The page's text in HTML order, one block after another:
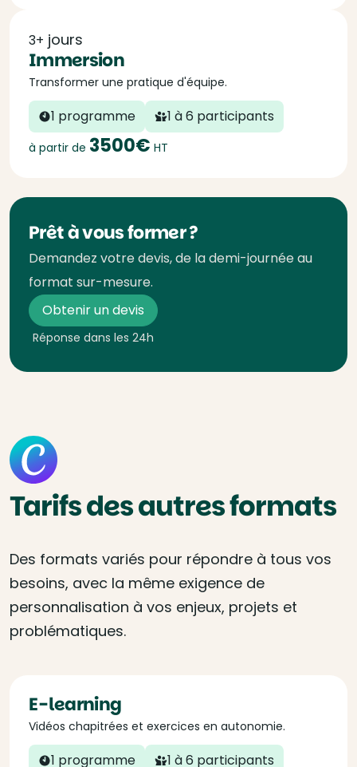
3+ jours
Immersion
Transformer une pratique d'équipe.
1 programme 1 à 6 participants
à partir de 3500€ HT
Prêt à vous former ?
Demandez votre devis, de la demi-journée au
format sur-mesure.
Obtenir un devis
Réponse dans les 24h
Tarifs des autres formats
Des formats variés pour répondre à tous vos
besoins, avec la même exigence de
personnalisation à vos enjeux, projets et
problématiques.
E-learning
Vidéos chapitrées et exercices en autonomie.
1 programme 1 à 6 participants